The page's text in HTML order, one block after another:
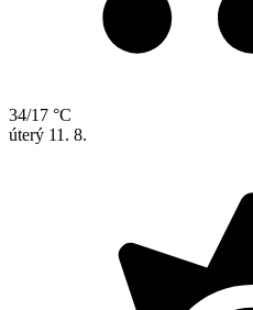
34/17 °C
úterý 11. 8.